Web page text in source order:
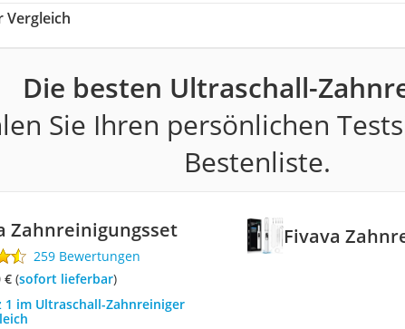
Vergleich
Die besten Ultraschall-
Sie Ihren persönlichen
Bestenliste.
Fivava
Zahnreinigungsset
259 Bewertungen
€( Sofort lieferbar)
1 im Ultraschall-Zahnreiniger